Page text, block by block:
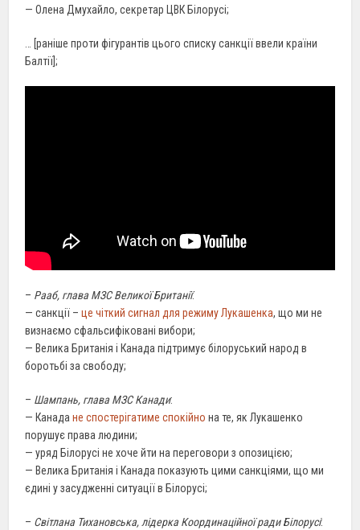
— Олена Дмухайло, секретар ЦВК Білорусі;
… [раніше проти фігурантів цього списку санкції ввели країни
Балтії];
– Рааб, глава МЗС Великої Британії:
— санкції –це чіткий сигнал для режиму Лукашенка, що ми не
визнаємо сфальсифіковані вибори;
— Велика Британія і Канада підтримує білоруський народ в
боротьбі за свободу;
– Шампань, глава МЗС Канади:
— Канадане спостерігатиме спокійно на те, як Лукашенко
порушує права людини;
— уряд Білорусі не хоче йти на переговори з опозицією;
— Велика Британія і Канада показують цими санкціями, що ми
єдині у засудженні ситуації в Білорусі;
– Світлана Тихановська, лідерка Координаційної ради Білорусі: